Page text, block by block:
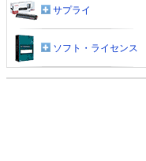
サプライ
ソフト・ライセンス